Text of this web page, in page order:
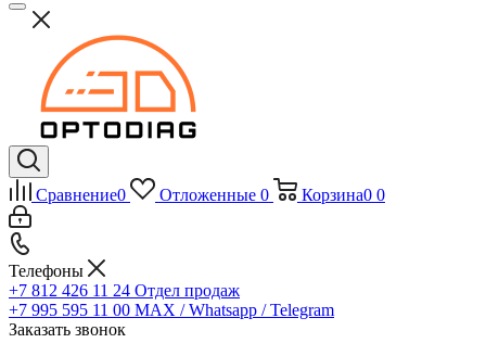
Сравнение0 Отложенные 0 Корзина0 0
Телефоны
+7 812 426 11 24 Отдел продаж
+7 995 595 11 00 MAX / Whatsapp / Telegram
Заказать звонок